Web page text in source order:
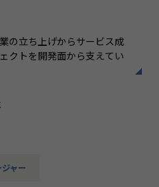
嬉しいです！
www.wantedly.c
postd.cc/
の立ち上げからサービス成
クトを開発面から支えてい
を 拡げていただくこと
ャー